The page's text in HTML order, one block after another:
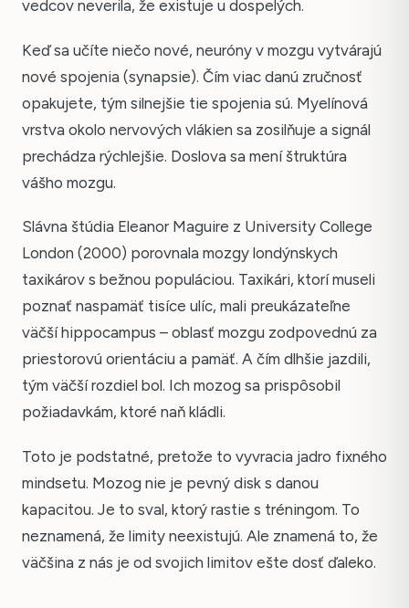
vedcov neverila, že existuje u dospelých.
Keď sa učíte niečo nové, neuróny v mozgu vytvárajú
nové spojenia (synapsie). Čím viac danú zručnosť
opakujete, tým silnejšie tie spojenia sú. Myelínová
vrstva okolo nervových vlákien sa zosilňuje a signál
prechádza rýchlejšie. Doslova sa mení štruktúra
vášho mozgu.
Slávna štúdia Eleanor Maguire z University College
London (2000) porovnala mozgy londýnskych
taxikárov s bežnou populáciou. Taxikári, ktorí museli
poznať naspamäť tisíce ulíc, mali preukázateľne
väčší hippocampus – oblasť mozgu zodpovednú za
priestorovú orientáciu a pamäť. A čím dlhšie jazdili,
tým väčší rozdiel bol. Ich mozog sa prispôsobil
požiadavkám, ktoré naň kládli.
Toto je podstatné, pretože to vyvracia jadro fixného
mindsetu. Mozog nie je pevný disk s danou
kapacitou. Je to sval, ktorý rastie s tréningom. To
neznamená, že limity neexistujú. Ale znamená to, že
väčšina z nás je od svojich limitov ešte dosť ďaleko.